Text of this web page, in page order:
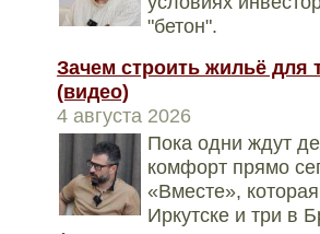
"бетон".
Зачем строить жильё для
(видео)
4 августа 2026
Пока одни ждут
комфорт прямо
«Вместе»,
Иркутске и три в